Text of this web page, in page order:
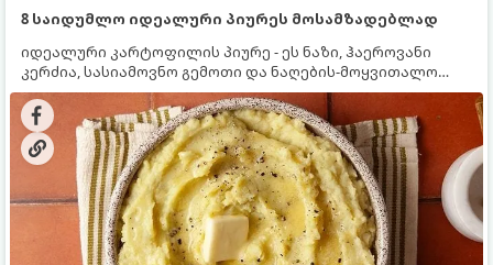
8 საიდუმლო იდეალური პიურეს მოსამზადებლად
იდეალური კარტოფილის პიურე - ეს ნაზი, ჰაეროვანი
კერძია, სასიამოვნო გემოთი და ნაღების-მოყვითალო
ფერით. მისი მომზადება ძალიან მარტივია, მაგრამ
არსებობს რამდენიმე საიდუმლო, რომლებიც უნდა
იცოდეთ, რომ პიურე იდეალურად გემრიელი გამოვიდეს.